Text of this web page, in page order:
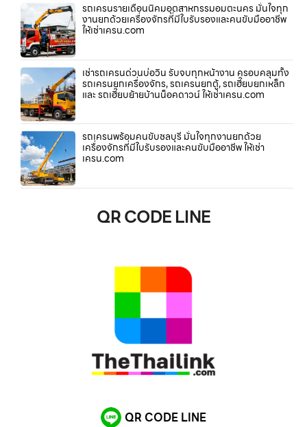
รถเครนรายเดือนนิคมอุตสาหกรรมอมตะนคร มั่นใจทุก
งานยกด้วยเครื่องจักรที่มีใบรับรองและคนขับมืออาชีพ
ให้เช่าเครน.com
เช่ารถเครนด่วนบ่อวิน รับจบทุกหน้างาน ครอบคลุมทั้ง
รถเครนยกเครื่องจักร, รถเครนยกตู้, รถเฮี๊ยบยกเหล็ก
และ รถเฮี๊ยบย้ายบ้านน็อคดาวน์ ให้เช่าเครน.com
รถเครนพร้อมคนขับชลบุรี มั่นใจทุกงานยกด้วย
เครื่องจักรที่มีใบรับรองและคนขับมืออาชีพ ให้เช่า
เครน.com
QR CODE LINE
QR CODE LINE